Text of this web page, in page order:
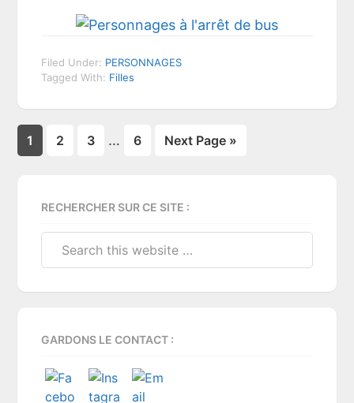
Filed Under: PERSONNAGES
Tagged With: Filles
Page
1 Page
2 Page
3 … Page
6 Next Page »
Sidebar
RECHERCHER SUR CE SITE :
GARDONS LE CONTACT :